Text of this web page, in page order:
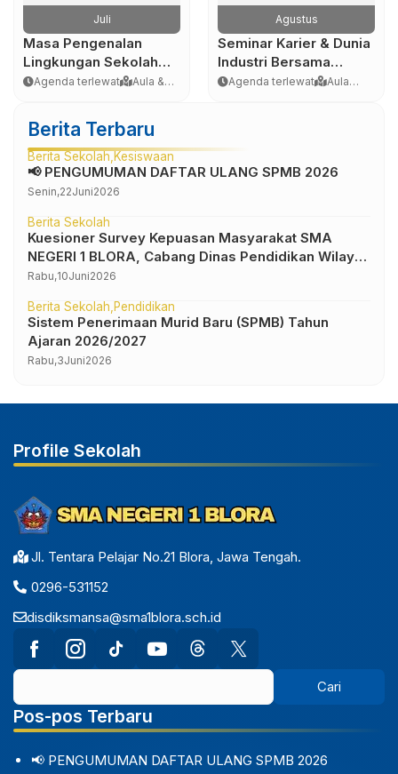
Juli
Masa Pengenalan
Lingkungan Sekolah
(MPLS) Tahun Ajaran
Agenda terlewat
Aula &
Sekolah
Agustus
Seminar Karier & Dunia
Industri Bersama
Praktisi
Agenda terlewat
Aula
Berita Terbaru
Berita Sekolah Kesiswaan
📢 PENGUMUMAN DAFTAR ULANG SPMB 2026
Senin,22Juni2026
Berita Sekolah
Kuesioner Survey Kepuasan Masyarakat SMA
NEGERI 1 BLORA, Cabang Dinas Pendidikan Wilayah
IV
Rabu,10Juni2026
Berita Sekolah Pendidikan
Sistem Penerimaan Murid Baru (SPMB) Tahun
Ajaran 2026/2027
Rabu,3Juni2026
Profile Sekolah
Jl. Tentara Pelajar No.21 Blora, Jawa Tengah.
0296-531152
disdiksmansa@sma1blora.sch.id
Pos-pos Terbaru
📢 PENGUMUMAN DAFTAR ULANG SPMB 2026